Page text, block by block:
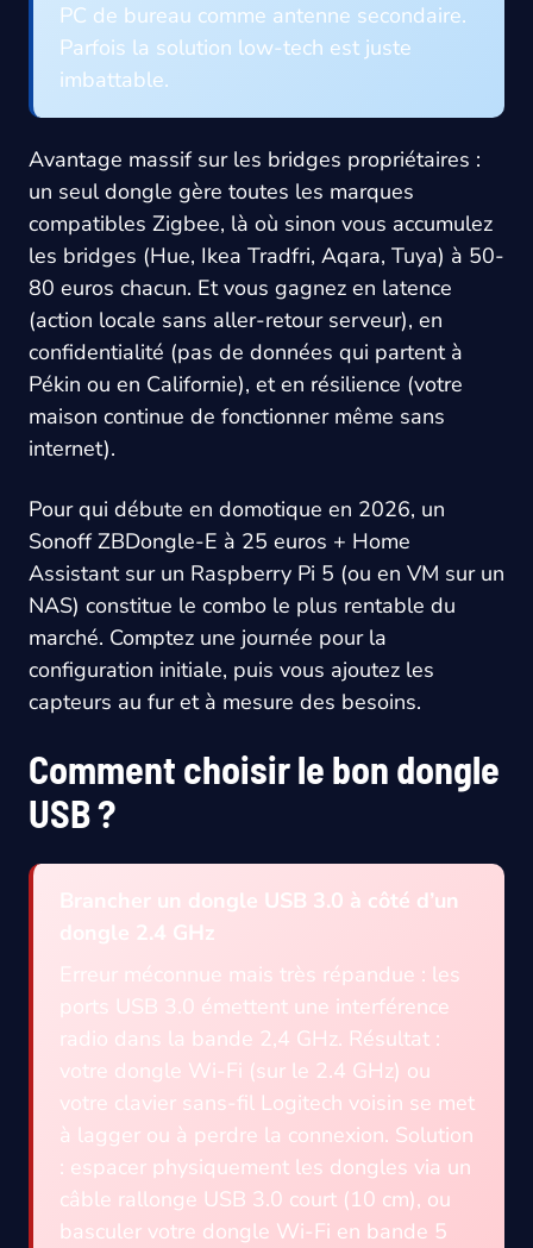
PC de bureau comme antenne secondaire.
Parfois la solution low-tech est juste
imbattable.
Avantage massif sur les bridges propriétaires :
un seul dongle gère toutes les marques
compatibles Zigbee, là où sinon vous accumulez
les bridges (Hue, Ikea Tradfri, Aqara, Tuya) à 50-
80 euros chacun. Et vous gagnez en latence
(action locale sans aller-retour serveur), en
confidentialité (pas de données qui partent à
Pékin ou en Californie), et en résilience (votre
maison continue de fonctionner même sans
internet).
Pour qui débute en domotique en 2026, un
Sonoff ZBDongle-E à 25 euros + Home
Assistant sur un Raspberry Pi 5 (ou en VM sur un
NAS) constitue le combo le plus rentable du
marché. Comptez une journée pour la
configuration initiale, puis vous ajoutez les
capteurs au fur et à mesure des besoins.
Comment choisir le bon dongle
USB ?
Brancher un dongle USB 3.0 à côté d’un
dongle 2.4 GHz
Erreur méconnue mais très répandue : les
ports USB 3.0 émettent une interférence
radio dans la bande 2,4 GHz. Résultat :
votre dongle Wi-Fi (sur le 2.4 GHz) ou
votre clavier sans-fil Logitech voisin se met
à lagger ou à perdre la connexion. Solution
: espacer physiquement les dongles via un
câble rallonge USB 3.0 court (10 cm), ou
basculer votre dongle Wi-Fi en bande 5